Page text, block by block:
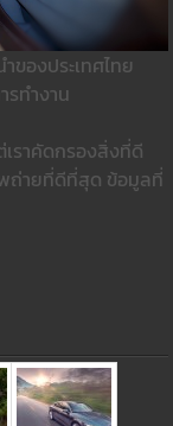
องประเทศไทย
ทำงาน
ราคัดกรองสิ่งที่ดี
พถ่ายที่ดีที่สุด ข้อมูลที่